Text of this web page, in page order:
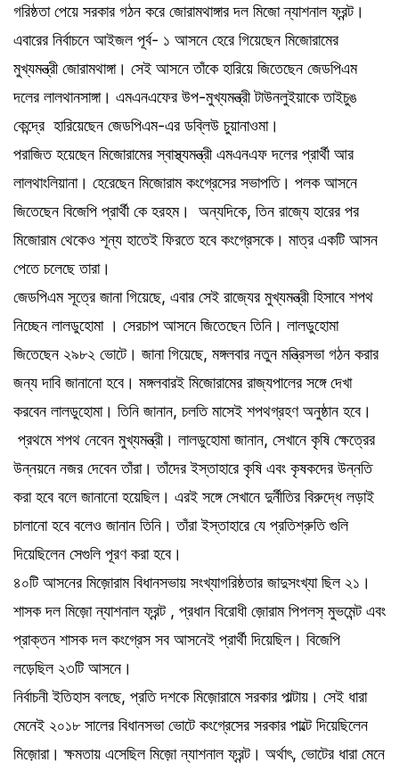
গরিষ্ঠতা পেয়ে সরকার গঠন করে জোরামথাঙ্গার দল মিজো ন্যাশনাল ফ্রন্ট।
এবারের নির্বাচনে আইজল পূর্ব- ১ আসনে হেরে গিয়েছেন মিজোরামের
মুখ্যমন্ত্রী জোরামথাঙ্গা। সেই আসনে তাঁকে হারিয়ে জিতেছেন জেডপিএম
দলের লালথানসাঙ্গা। এমএনএফের উপ-মুখ্যমন্ত্রী টাউনলুইয়াকে তাইচুঙ
কেন্দ্রে হারিয়েছেন জেডপিএম-এর ডব্লিউ চুয়ানাওমা।
পরাজিত হয়েছেন মিজোরামের স্বাস্থ্যমন্ত্রী এমএনএফ দলের প্রার্থী আর
লালথাংলিয়ানা। হেরেছেন মিজোরাম কংগ্রেসের সভাপতি। পলক আসনে
জিতেছেন বিজেপি প্রার্থী কে হরহম। অন্যদিকে, তিন রাজ্যে হারের পর
মিজোরাম থেকেও শূন্য হাতেই ফিরতে হবে কংগ্রেসকে। মাত্র একটি আসন
পেতে চলেছে তারা।
জেডপিএম সূত্রে জানা গিয়েছে, এবার সেই রাজ্যের মুখ্যমন্ত্রী হিসাবে শপথ
নিচ্ছেন লালডুহোমা । সেরচাপ আসনে জিতেছেন তিনি। লালডুহোমা
জিতেছেন ২৯৮২ ভোটে। জানা গিয়েছে, মঙ্গলবার নতুন মন্ত্রিসভা গঠন করার
জন্য দাবি জানানো হবে। মঙ্গলবারই মিজোরামের রাজ্যপালের সঙ্গে দেখা
করবেন লালডুহোমা। তিনি জানান, চলতি মাসেই শপথগ্রহণ অনুষ্ঠান হবে।
প্রথমে শপথ নেবেন মুখ্যমন্ত্রী। লালডুহোমা জানান, সেখানে কৃষি ক্ষেত্রের
উন্নয়নে নজর দেবেন তাঁরা। তাঁদের ইস্তাহারে কৃষি এবং কৃষকদের উন্নতি
করা হবে বলে জানানো হয়েছিল। এরই সঙ্গে সেখানে দুর্নীতির বিরুদ্ধে লড়াই
চালানো হবে বলেও জানান তিনি। তাঁরা ইস্তাহারে যে প্রতিশ্রুতি গুলি
দিয়েছিলেন সেগুলি পূরণ করা হবে।
৪০টি আসনের মিজ়োরাম বিধানসভায় সংখ্যাগরিষ্ঠতার জাদুসংখ্যা ছিল ২১।
শাসক দল মিজ়ো ন্যাশনাল ফ্রন্ট , প্রধান বিরোধী জ়োরাম পিপলস‌্ মুভমেন্ট এবং
প্রাক্তন শাসক দল কংগ্রেস সব আসনেই প্রার্থী দিয়েছিল। বিজেপি
লড়েছিল ২৩টি আসনে।
নির্বাচনী ইতিহাস বলছে, প্রতি দশকে মিজ়োরামে সরকার পাল্টায়। সেই ধারা
মেনেই ২০১৮ সালের বিধানসভা ভোটে কংগ্রেসের সরকার পাল্টে দিয়েছিলেন
মিজ়োরা। ক্ষমতায় এসেছিল মিজ়ো ন্যাশনাল ফ্রন্ট। অর্থাৎ, ভোটের ধারা মেনে